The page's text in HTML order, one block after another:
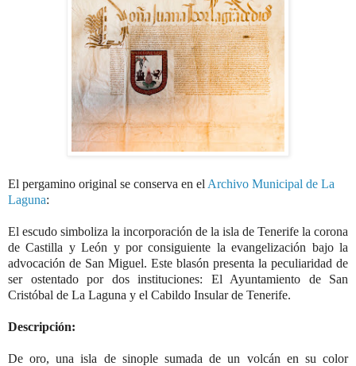
El pergamino original se conserva en el Archivo Municipal de La
Laguna:
El escudo simboliza la incorporación de la isla de Tenerife la corona
de Castilla y León y por consiguiente la evangelización bajo la
advocación de San Miguel. Este blasón presenta la peculiaridad de
ser ostentado por dos instituciones: El Ayuntamiento de San
Cristóbal de La Laguna y el Cabildo Insular de Tenerife.
Descripción:
De oro, una isla de sinople sumada de un volcán en su color